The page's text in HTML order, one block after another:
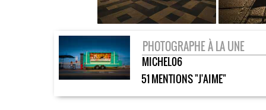
PHOTOGRAPHE À LA UNE
MICHEL06
51 MENTIONS "J'AIME"